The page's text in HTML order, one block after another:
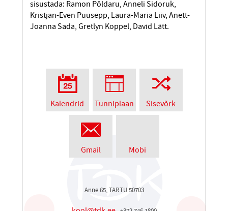
sisustada: Ramon Põldaru, Anneli Sidoruk,
Kristjan-Even Puusepp, Laura-Maria Liiv, Anett-
Joanna Sada, Gretlyn Koppel, David Lätt.
Kalendrid Tunniplaan Sisevõrk
Gmail Mobi
Anne 65, TARTU 50703